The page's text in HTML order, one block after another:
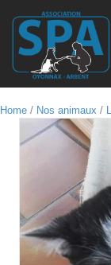
Home / Nos animaux /